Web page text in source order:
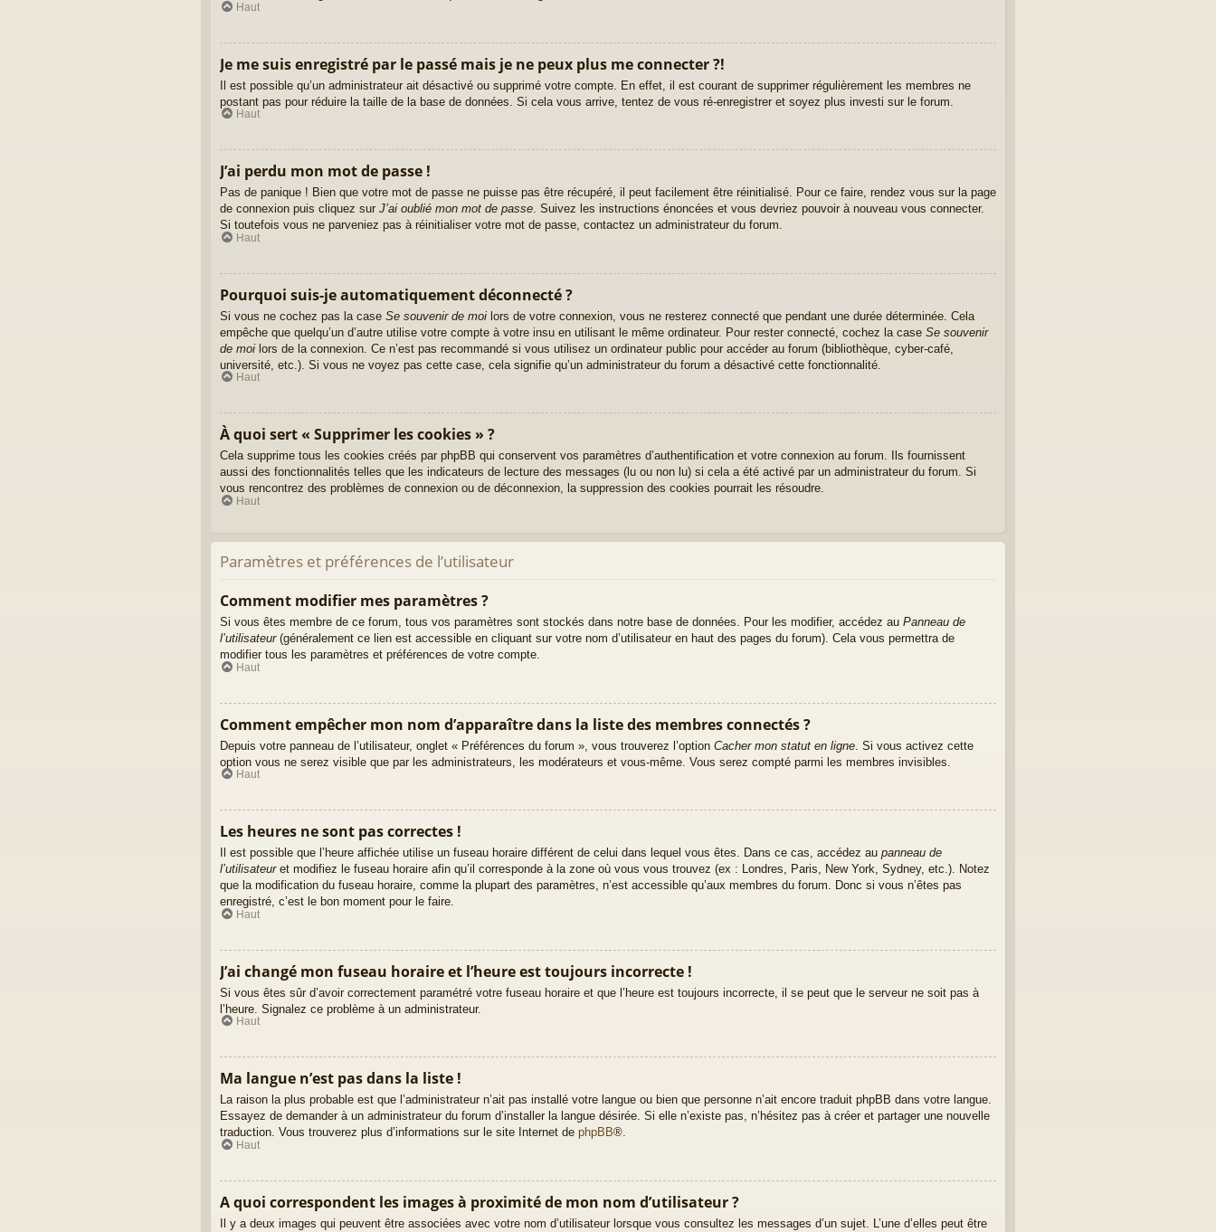
Haut
Je me suis enregistré par le passé mais je ne peux plus me connecter ?!
Il est possible qu’un administrateur ait désactivé ou supprimé votre compte. En effet, il est courant de supprimer régulièrement les membres ne
postant pas pour réduire la taille de la base de données. Si cela vous arrive, tentez de vous ré-enregistrer et soyez plus investi sur le forum.
Haut
J’ai perdu mon mot de passe !
Pas de panique ! Bien que votre mot de passe ne puisse pas être récupéré, il peut facilement être réinitialisé. Pour ce faire, rendez vous sur la page
de connexion puis cliquez sur J’ai oublié mon mot de passe. Suivez les instructions énoncées et vous devriez pouvoir à nouveau vous connecter.
Si toutefois vous ne parveniez pas à réinitialiser votre mot de passe, contactez un administrateur du forum.
Haut
Pourquoi suis-je automatiquement déconnecté ?
Si vous ne cochez pas la case Se souvenir de moi lors de votre connexion, vous ne resterez connecté que pendant une durée déterminée. Cela
empêche que quelqu’un d’autre utilise votre compte à votre insu en utilisant le même ordinateur. Pour rester connecté, cochez la case Se souvenir
de moi lors de la connexion. Ce n’est pas recommandé si vous utilisez un ordinateur public pour accéder au forum (bibliothèque, cyber-café,
université, etc.). Si vous ne voyez pas cette case, cela signifie qu’un administrateur du forum a désactivé cette fonctionnalité.
Haut
À quoi sert « Supprimer les cookies » ?
Cela supprime tous les cookies créés par phpBB qui conservent vos paramètres d’authentification et votre connexion au forum. Ils fournissent
aussi des fonctionnalités telles que les indicateurs de lecture des messages (lu ou non lu) si cela a été activé par un administrateur du forum. Si
vous rencontrez des problèmes de connexion ou de déconnexion, la suppression des cookies pourrait les résoudre.
Haut
Paramètres et préférences de l’utilisateur
Comment modifier mes paramètres ?
Si vous êtes membre de ce forum, tous vos paramètres sont stockés dans notre base de données. Pour les modifier, accédez au Panneau de
l’utilisateur(généralement ce lien est accessible en cliquant sur votre nom d’utilisateur en haut des pages du forum). Cela vous permettra de
modifier tous les paramètres et préférences de votre compte.
Haut
Comment empêcher mon nom d’apparaître dans la liste des membres connectés ?
Depuis votre panneau de l’utilisateur, onglet « Préférences du forum », vous trouverez l’option Cacher mon statut en ligne . Si vous activez cette
option vous ne serez visible que par les administrateurs, les modérateurs et vous-même. Vous serez compté parmi les membres invisibles.
Haut
Les heures ne sont pas correctes !
Il est possible que l’heure affichée utilise un fuseau horaire différent de celui dans lequel vous êtes. Dans ce cas, accédez au panneau de
l’utilisateuret modifiez le fuseau horaire afin qu’il corresponde à la zone où vous vous trouvez (ex : Londres, Paris, New York, Sydney, etc.). Notez
que la modification du fuseau horaire, comme la plupart des paramètres, n’est accessible qu’aux membres du forum. Donc si vous n’êtes pas
enregistré, c’est le bon moment pour le faire.
Haut
J’ai changé mon fuseau horaire et l’heure est toujours incorrecte !
Si vous êtes sûr d’avoir correctement paramétré votre fuseau horaire et que l’heure est toujours incorrecte, il se peut que le serveur ne soit pas à
l’heure. Signalez ce problème à un administrateur.
Haut
Ma langue n’est pas dans la liste !
La raison la plus probable est que l’administrateur n’ait pas installé votre langue ou bien que personne n’ait encore traduit phpBB dans votre langue.
Essayez de demander à un administrateur du forum d’installer la langue désirée. Si elle n’existe pas, n’hésitez pas à créer et partager une nouvelle
traduction. Vous trouverez plus d’informations sur le site Internet de phpBB®.
Haut
A quoi correspondent les images à proximité de mon nom d’utilisateur ?
Il y a deux images qui peuvent être associées avec votre nom d’utilisateur lorsque vous consultez les messages d’un sujet. L’une d’elles peut être